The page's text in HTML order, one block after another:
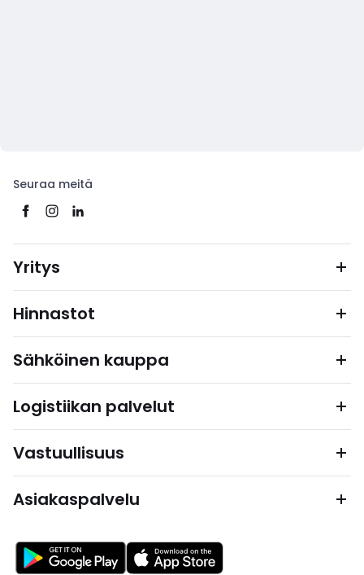
Seuraa meitä
Yritys
Hinnastot
Sähköinen kauppa
Logistiikan palvelut
Vastuullisuus
Asiakaspalvelu